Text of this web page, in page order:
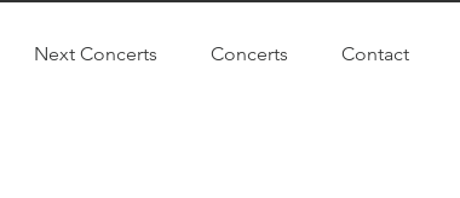
Next Concerts Concerts Contact